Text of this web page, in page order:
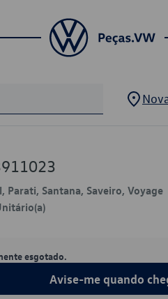
Parati, Santana, Saveiro, Voyage
esgotado.
Avise-me quando